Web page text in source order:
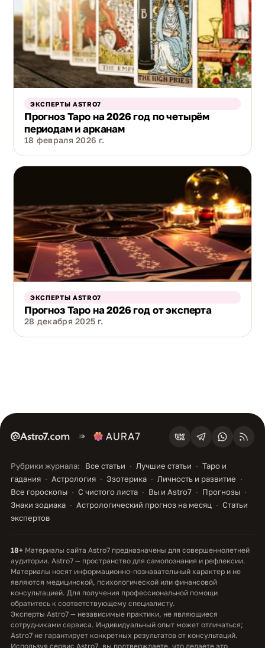
ЭКСПЕРТЫ ASTRO7
Прогноз Таро на 2026 год по четырём
периодам и арканам
18 февраля 2026 г.
ЭКСПЕРТЫ ASTRO7
Прогноз Таро на 2026 год от эксперта
28 декабря 2025 г.
Рубрики журнала: Все статьи Лучшие статьи
Таро и
гадания
Астрология Эзотерика
Личность и развитие
Все гороскопы
С чистого листа Вы и Astro7
Прогнозы
Знаки зодиака
Астрологический прогноз на месяц
Статьи
экспертов
18+ Материалы сайта Astro7 предназначены для совершеннолетней
аудитории. Astro7 — пространство для самопознания и рефлексии.
Материалы носят информационно-познавательный характер и не
являются медицинской, психологической или финансовой
консультацией. Для получения профессиональной помощи
обратитесь к соответствующему специалисту.
Эксперты Astro7 — независимые практики, не являющиеся
сотрудниками сервиса. Индивидуальный опыт может отличаться;
Astro7 не гарантирует конкретных результатов от консультаций.
Используя сервис Astro7, вы подтверждаете, что делаете это